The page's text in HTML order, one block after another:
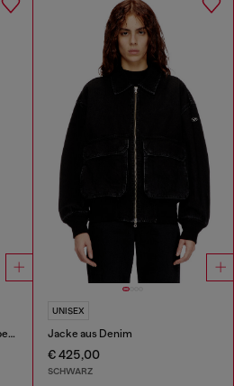
Leichte Jacke aus fließendem beschichtetem Denim
UNISEX
Jacke aus Denim
€ 425,00
SCHWARZ